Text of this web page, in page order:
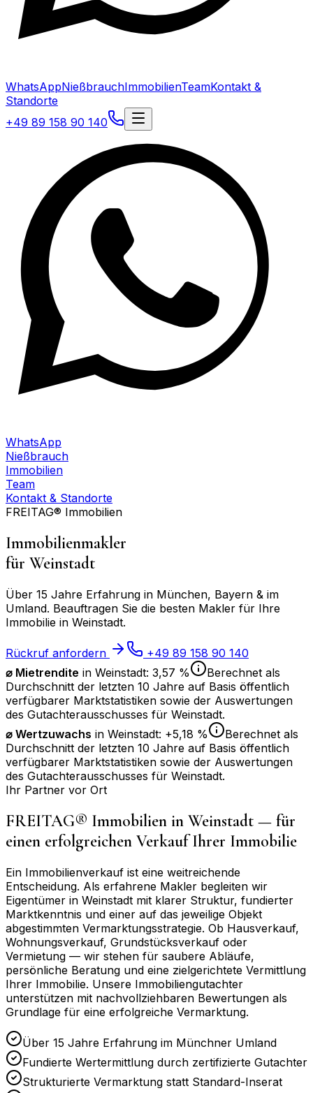
WhatsAppNießbrauchImmobilienTeamKontakt &
Standorte
+49 89 158 90 140
WhatsApp
Nießbrauch
Immobilien
Team
Kontakt & Standorte
FREITAG® Immobilien
Immobilienmakler
für Weinstadt
Über 15 Jahre Erfahrung in München, Bayern & im
Umland. Beauftragen Sie die besten Makler für Ihre
Immobilie in Weinstadt.
Rückruf anfordern
+49 89 158 90 140
⌀ Mietrendite in Weinstadt: 3,57 %
Berechnet als
Durchschnitt der letzten 10 Jahre auf Basis öffentlich
verfügbarer Marktstatistiken sowie der Auswertungen
des Gutachterausschusses für Weinstadt.
⌀ Wertzuwachs in Weinstadt: +5,18 %
Berechnet als
Durchschnitt der letzten 10 Jahre auf Basis öffentlich
verfügbarer Marktstatistiken sowie der Auswertungen
des Gutachterausschusses für Weinstadt.
Ihr Partner vor Ort
FREITAG® Immobilien in Weinstadt — für
einen erfolgreichen Verkauf Ihrer Immobilie
Ein Immobilienverkauf ist eine weitreichende
Entscheidung. Als erfahrene Makler begleiten wir
Eigentümer in Weinstadt mit klarer Struktur, fundierter
Marktkenntnis und einer auf das jeweilige Objekt
abgestimmten Vermarktungsstrategie. Ob Hausverkauf,
Wohnungsverkauf, Grundstücksverkauf oder
Vermietung — wir stehen für saubere Abläufe,
persönliche Beratung und eine zielgerichtete Vermittlung
Ihrer Immobilie. Unsere Immobiliengutachter
unterstützen mit nachvollziehbaren Bewertungen als
Grundlage für eine erfolgreiche Vermarktung.
Über 15 Jahre Erfahrung im Münchner Umland
Fundierte Wertermittlung durch zertifizierte Gutachter
Strukturierte Vermarktung statt Standard-Inserat